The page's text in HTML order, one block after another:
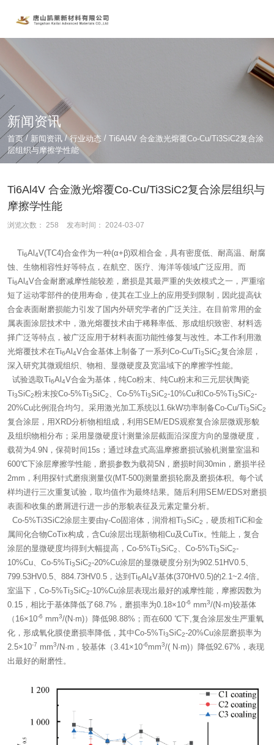
新闻资讯
首页/ 新闻资讯 /行业动态 / Ti6Al4V 合金激光熔覆Co-Cu/Ti3SiC2复合涂
层组织与摩擦学性能
Ti6Al4V 合金激光熔覆Co-Cu/Ti3SiC2复合涂层组织与
摩擦学性能
浏览次数： 258 发布时间： 2024-03-07
Ti6Al 4V(TC4)合金作为一种(α+β)双相合金，具有密度低、耐高温、耐腐
蚀、生物相容性好等特点，在航空、医疗、海洋等领域广泛应用。而
Ti6Al 4V合金耐磨减摩性能较差，磨损是其最严重的失效模式之一，严重缩
短了运动零部件的使用寿命，使其在工业上的应用受到限制，因此提高钛
合金表面耐磨损能力引发了国内外研究学者的广泛关注。在目前常用的金
属表面涂层技术中，激光熔覆技术由于稀释率低、形成组织致密、材料选
择广泛等特点，被广泛应用于材料表面功能性修复与改性。本工作利用激
光熔覆技术在Ti6Al 4V合金基体上制备了一系列Co-Cu/Ti3SiC2复合涂层，
深入研究其微观组织、物相、显微硬度及宽温域下的摩擦学性能。
试验选取Ti6Al 4V合金为基体，纯Co粉末、纯Cu粉末和三元层状陶瓷
Ti3SiC2粉末按Co-5%Ti3SiC2、Co-5%Ti3SiC2-10%Cu和Co-5%Ti3SiC2-
20%Cu比例混合均匀。采用激光加工系统以1.6kW功率制备Co-Cu/Ti3SiC2
复合涂层，用XRD分析物相组成，利用SEM/EDS观察复合涂层微观形貌
及组织物相分布；采用显微硬度计测量涂层截面沿深度方向的显微硬度，
载荷为4.9N，保荷时间15s；通过球盘式高温摩擦磨损试验机测量室温和
600℃下涂层摩擦学性能，磨损参数为载荷5N，磨损时间30min，磨损半径
2mm，利用探针式磨痕测量仪(MT-500)测量磨损轮廓及磨损体积。每个试
样均进行三次重复试验，取均值作为最终结果。随后利用SEM/EDS对磨损
表面和收集的磨屑进行进一步的形貌表征及元素定量分析。
Co-5%Ti3SiC2涂层主要由γ-Co固溶体，润滑相Ti3SiC2
，硬质相TiC和金
属间化合物CoTix构成，含Cu涂层出现新物相Cu及CuTix。性能上，复合
涂层的显微硬度均得到大幅提高，Co-5%Ti3SiC2、Co-5%Ti3SiC2-
10%Cu、Co-5%Ti3SiC2-20%Cu涂层的显微硬度分别为902.51HV0.5、
799.53HV0.5、884.73HV0.5，达到Ti6Al 4V基体(370HV0.5)的2.1~2.4倍。
室温下，Co-5%Ti3SiC2-10%Cu涂层表现出最好的减摩性能，摩擦因数为
0.15，相比于基体降低了68.7%，磨损率为0.18×10-6 mm3/(N·m)较基体
（16×10-6 mm3/(N·m)）降低98.88%；而在600 ℃下,复合涂层发生严重氧
化，形成氧化膜使磨损率降低，其中Co-5%Ti3SiC2-20%Cu涂层磨损率为
2.5×10-7 mm3/N·m，较基体（3.41×10-6mm3/( N·m)）降低92.67%，表现
出最好的耐磨性。